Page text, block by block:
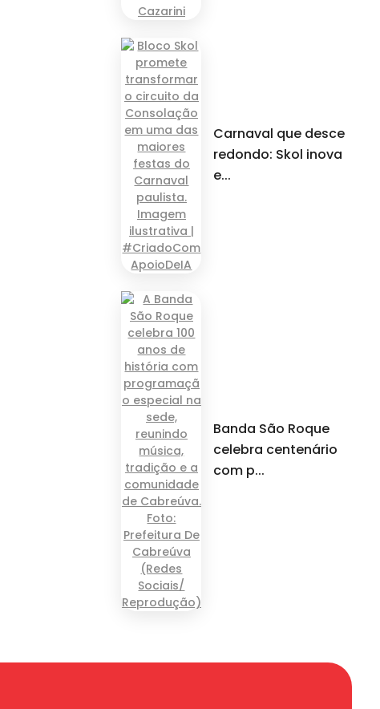
Carnaval que desce
redondo: Skol inova
e...
Banda São Roque
celebra centenário
com p...